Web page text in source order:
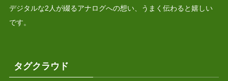
デジタルな2人が綴るアナログへの想い、うまく伝わると嬉しい
です。
タグクラウド